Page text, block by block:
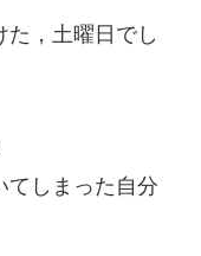
た，土曜日でし
てしまった自分